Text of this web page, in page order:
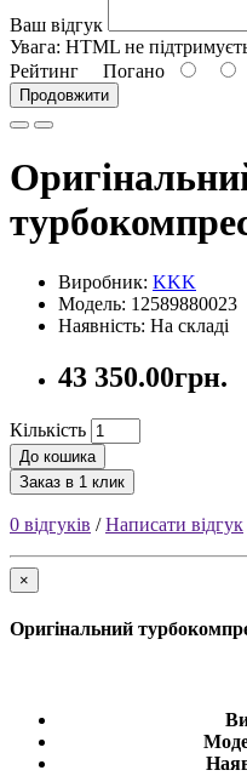
Ваш відгук
Увага: HTML не
Рейтинг Погано
Продовжити
Виробник: KKK
Модель: 12589880023
Наявність: На складі
43 350.00грн.
Кількість
До кошика
Заказ в 1 клик
0 відгуків /Написати відгук
×
Оригінальний